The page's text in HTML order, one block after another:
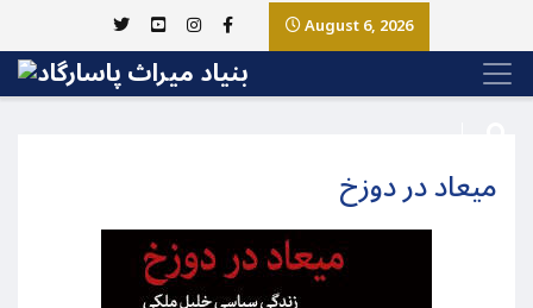
August 6, 2026
میعاد در دوزخ